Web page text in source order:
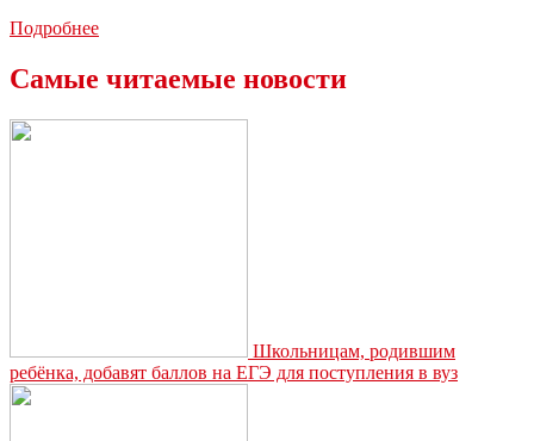
ПодробнееРаботники
награды
Самые читаемые новости
Школьницам, родившим
ребёнка, добавят баллов на ЕГЭ для поступления в вуз